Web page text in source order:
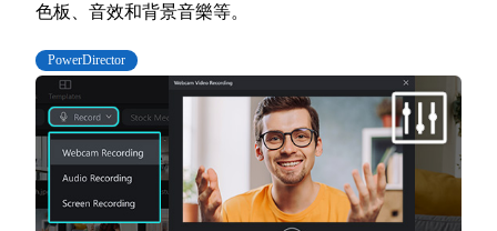
色板、音效和背景音樂等。
PowerDirector